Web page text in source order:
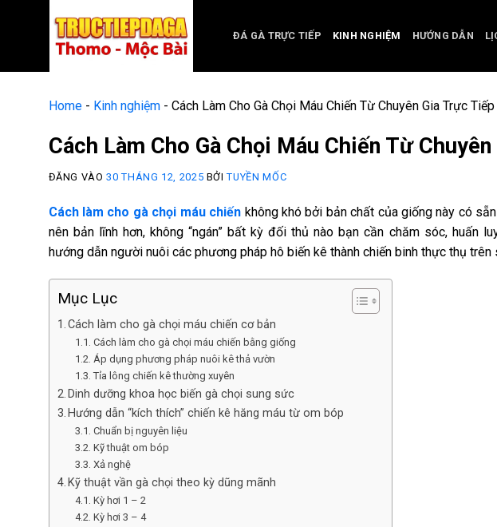
ĐÁ GÀ TRỰC TIẾP KINH NGHIỆM HƯỚNG DẪN
Home- Kinh nghiệm- Cách Làm Cho Gà Chọi Máu Chiến Từ Chuyên Gia Trực
Cách Làm Cho Gà Chọi Máu Chiến Từ
ĐĂNG VÀO30 THÁNG 12, 2025 BỞITUYỀN MỐC
Cách làm cho gà chọi máu chiến không khó bởi bản chất của giống này có
nên bản lĩnh hơn, không “ngán” bất kỳ đối thủ nào bạn cần chăm sóc, huấn
hướng dẫn người nuôi các phương pháp hô biến kê thành chiến binh thực thụ trên
Mục Lục
Cách làm cho gà chọi máu chiến cơ bản
Cách làm cho gà chọi máu chiến bằng giống
Áp dụng phương pháp nuôi kê thả vườn
Tỉa lông chiến kê thường xuyên
Dinh dưỡng khoa học biến gà chọi sung sức
Hướng dẫn “kích thích” chiến kê hăng máu từ om bóp
Chuẩn bị nguyên liệu
Kỹ thuật om bóp
Xả nghệ
Kỹ thuật vần gà chọi theo kỳ dũng mãnh
Kỳ hơi 1 – 2
Kỳ hơi 3 – 4